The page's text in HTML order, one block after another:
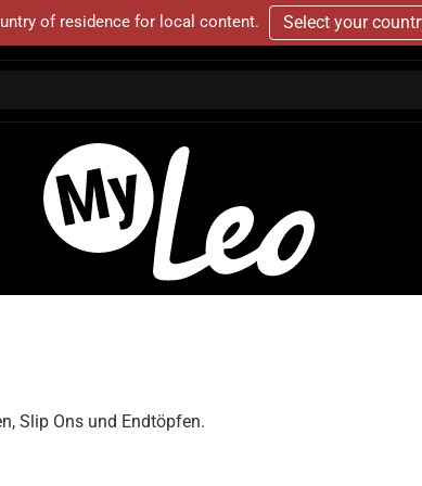
of residence for local content. Select your
Slip Ons und Endtöpfen.